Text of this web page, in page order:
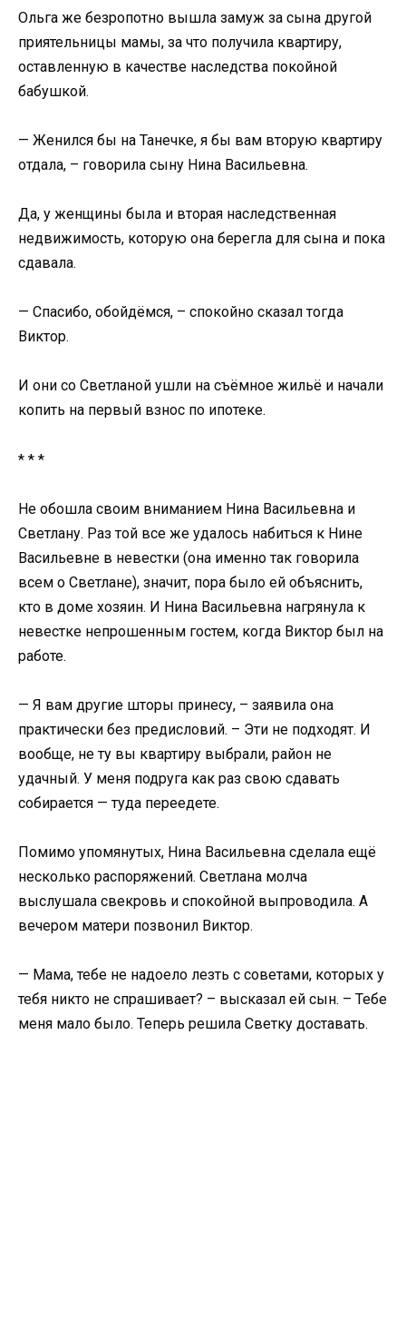
Ольга же безропотно вышла замуж за сына другой
приятельницы мамы, за что получила квартиру,
оставленную в качестве наследства покойной
бабушкой.
— Женился бы на Танечке, я бы вам вторую квартиру
отдала, – говорила сыну Нина Васильевна.
Да, у женщины была и вторая наследственная
недвижимость, которую она берегла для сына и пока
сдавала.
— Спасибо, обойдёмся, – спокойно сказал тогда
Виктор.
И они со Светланой ушли на съёмное жильё и начали
копить на первый взнос по ипотеке.
* * *
Не обошла своим вниманием Нина Васильевна и
Светлану. Раз той все же удалось набиться к Нине
Васильевне в невестки (она именно так говорила
всем о Светлане), значит, пора было ей объяснить,
кто в доме хозяин. И Нина Васильевна нагрянула к
невестке непрошенным гостем, когда Виктор был на
работе.
— Я вам другие шторы принесу, – заявила она
практически без предисловий. – Эти не подходят. И
вообще, не ту вы квартиру выбрали, район не
удачный. У меня подруга как раз свою сдавать
собирается — туда переедете.
Помимо упомянутых, Нина Васильевна сделала ещё
несколько распоряжений. Светлана молча
выслушала свекровь и спокойной выпроводила. А
вечером матери позвонил Виктор.
— Мама, тебе не надоело лезть с советами, которых у
тебя никто не спрашивает? – высказал ей сын. – Тебе
меня мало было. Теперь решила Светку доставать.